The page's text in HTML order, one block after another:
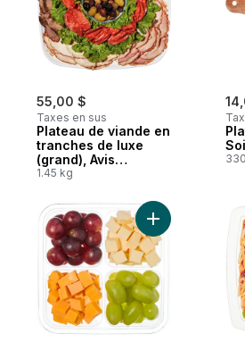
55,00 $
Taxes en sus
Plateau de viande en
tranches de luxe
(grand), Avis
minimum de 24
1.45 kg
Ajouter